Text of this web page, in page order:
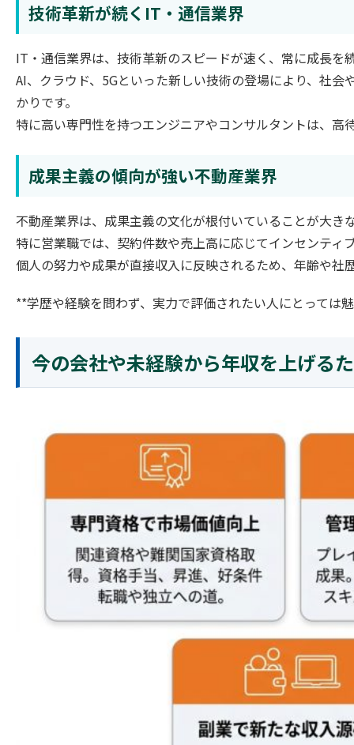
技術革新が続くIT・通信業界
IT・通信業界は、技術革新のスピードが速く、常に成長を
AI、クラウド、5Gといった新しい技術の登場により、社
かりです。
特に高い専門性を持つエンジニアやコンサルタントは、
成果主義の傾向が強い不動産業界
不動産業界は、成果主義の文化が根付いていることが大き
特に営業職では、契約件数や売上高に応じてインセンティ
個人の努力や成果が直接収入に反映されるため、年齢や
**学歴や経験を問わず、実力で評価されたい人にとっては
今の会社や未経験から年収を上げる